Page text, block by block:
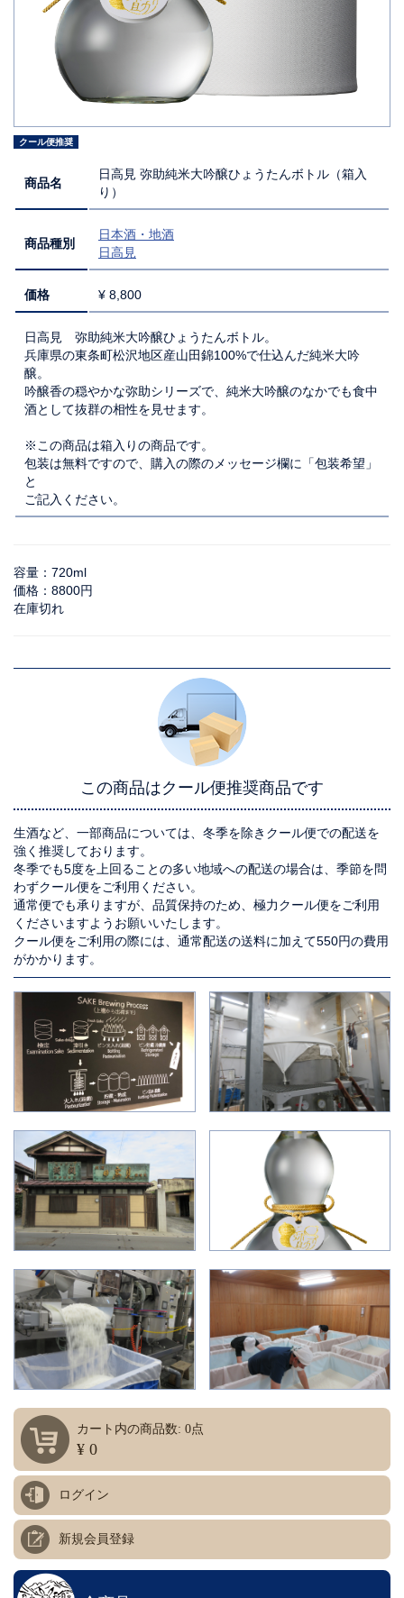
クール便推奨
商品名
日高見 弥助純米大吟醸ひょうたんボトル（箱入
り）
商品種別
日本酒・地酒
日高見
価格 ¥ 8,800
日高見 弥助純米大吟醸ひょうたんボトル。
兵庫県の東条町松沢地区産山田錦100%で仕込んだ純米大吟
醸。
吟醸香の穏やかな弥助シリーズで、純米大吟醸のなかでも食中
酒として抜群の相性を見せます。
※この商品は箱入りの商品です。
包装は無料ですので、購入の際のメッセージ欄に「包装希望」
と
ご記入ください。
容量：720ml
価格：8800円
在庫切れ
この商品はクール便推奨商品です
生酒など、一部商品については、冬季を除きクール便での配送を
強く推奨しております。
冬季でも5度を上回ることの多い地域への配送の場合は、季節を問
わずクール便をご利用ください。
通常便でも承りますが、品質保持のため、極力クール便をご利用
くださいますようお願いいたします。
クール便をご利用の際には、通常配送の送料に加えて550円の費用
がかかります。
カート内の商品数: 0点
¥ 0
ログイン
新規会員登録